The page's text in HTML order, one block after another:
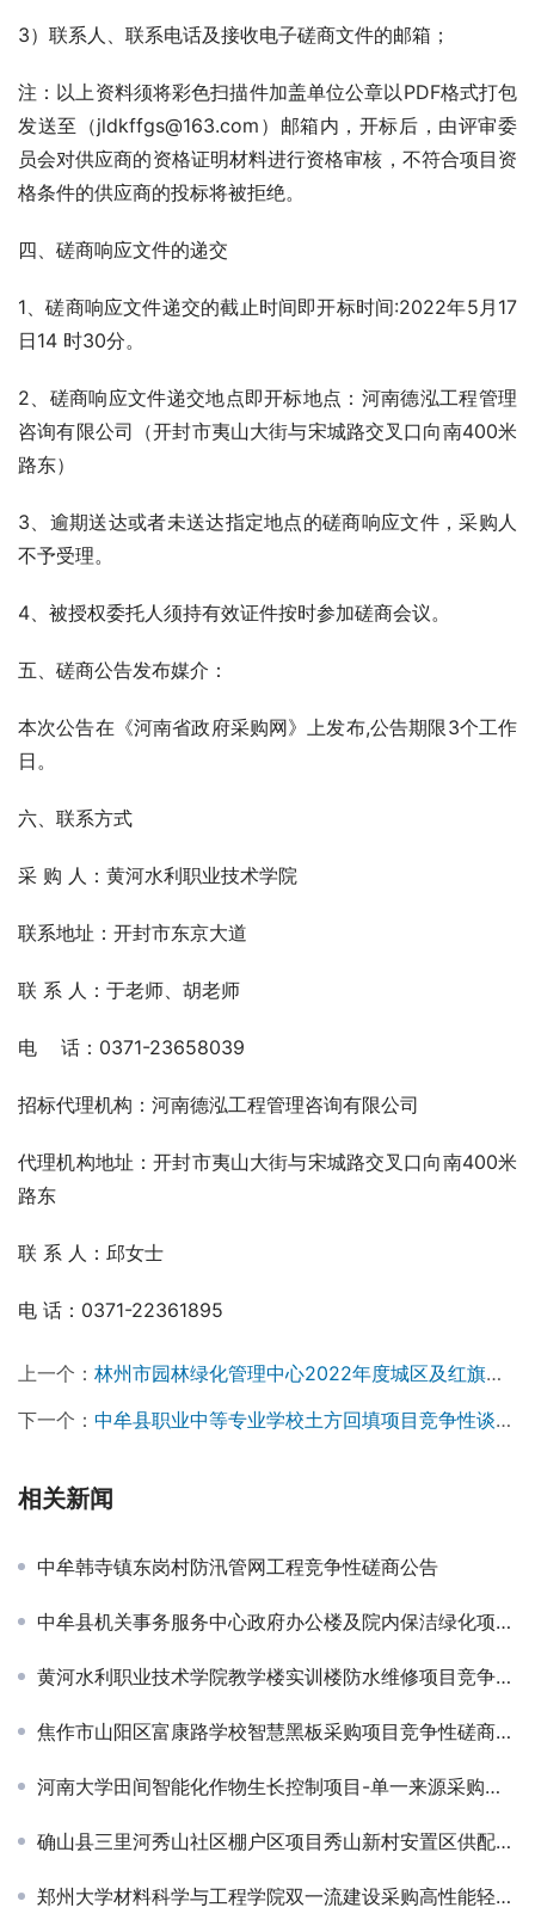
3）联系人、联系电话及接收电子磋商文件的邮箱；
注：以上资料须将彩色扫描件加盖单位公章以PDF格式打包
发送至（jldkffgs@163.com）邮箱内，开标后，由评审委
员会对供应商的资格证明材料进行资格审核，不符合项目资
格条件的供应商的投标将被拒绝。
四、磋商响应文件的递交
1、磋商响应文件递交的截止时间即开标时间:2022年5月17
日14 时30分。
2、磋商响应文件递交地点即开标地点：河南德泓工程管理
咨询有限公司（开封市夷山大街与宋城路交叉口向南400米
路东）
3、逾期送达或者未送达指定地点的磋商响应文件，采购人
不予受理。
4、被授权委托人须持有效证件按时参加磋商会议。
五、磋商公告发布媒介：
本次公告在《河南省政府采购网》上发布,公告期限3个工作
日。
六、联系方式
采 购 人：黄河水利职业技术学院
联系地址：开封市东京大道
联 系 人：于老师、胡老师
电    话：0371-23658039
招标代理机构：河南德泓工程管理咨询有限公司
代理机构地址：开封市夷山大街与宋城路交叉口向南400米
路东
联 系 人：邱女士
电 话：0371-22361895
上一个： 林州市园林绿化管理中心2022年度城区及红旗渠干部学院绿化苗木采购项目竞争性谈判公告
下一个： 中牟县职业中等专业学校土方回填项目竞争性谈判公告
相关新闻
中牟韩寺镇东岗村防汛管网工程竞争性磋商公告
中牟县机关事务服务中心政府办公楼及院内保洁绿化项目竞争性磋商公告￼
黄河水利职业技术学院教学楼实训楼防水维修项目竞争性磋商公告
焦作市山阳区富康路学校智慧黑板采购项目竞争性磋商公告
河南大学田间智能化作物生长控制项目-单一来源采购公告
确山县三里河秀山社区棚户区项目秀山新村安置区供配电工程招标公告
郑州大学材料科学与工程学院双一流建设采购高性能轻合金设计及智能制造项目-竞争性谈判公告